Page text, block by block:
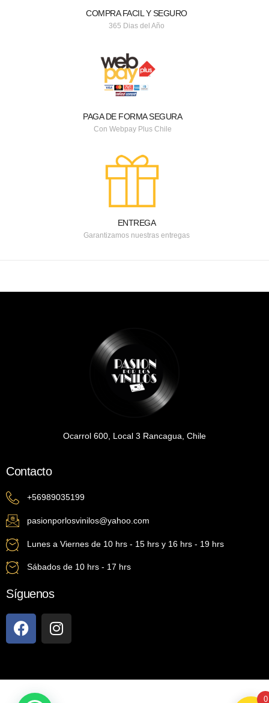
COMPRA FACIL Y SEGURO
365 Dias del Año
PAGA DE FORMA SEGURA
Con Webpay Plus Chile
ENTREGA
Garantizamos nuestras entregas
Ocarrol 600, Local 3 Rancagua, Chile
Contacto
+56989035199
pasionporlosvinilos@yahoo.com
Lunes a Viernes de 10 hrs - 15 hrs y 16 hrs - 19 hrs
Sábados de 10 hrs - 17 hrs
Síguenos
0